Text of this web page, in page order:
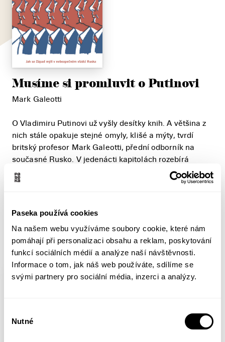
Paseka používá cookies
Na našem webu využíváme soubory cookie, které nám
pomáhají při personalizaci obsahu a reklam, poskytování
funkcí sociálních médií a analýze naší návštěvnosti.
Informace o tom, jak náš web používáte, sdílíme se
svými partnery pro sociální média, inzerci a analýzy.
souhlasu
Nutné
Musíme si promluvit o Putinovi
Mark Galeotti
O Vladimiru Putinovi už vyšly desítky knih. A většina z
nich stále opakuje stejné omyly, klišé a mýty, tvrdí
britský profesor Mark Galeotti, přední odborník na
současné Rusko. V jedenácti kapitolách rozebírá
sarkasticky a poutavě jeden zažitý omyl po druhém:
Proč Putin není geniální stratég. Proč se nehlásí k
by se mohlo zdát. Jak dokáže být loajální...
Více informací